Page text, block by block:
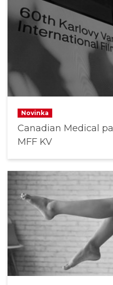
Novinka
Canadian Medical
MFF KV